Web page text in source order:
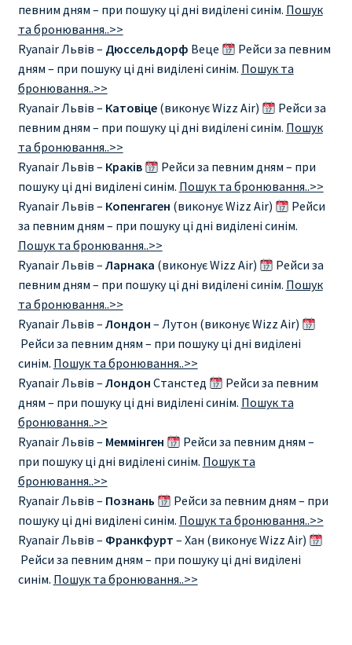
певним дням – при пошуку ці дні виділені синім. Пошук
та бронювання..>>
Ryanair Львів – Дюссельдорф Веце
Рейси за певним
дням – при пошуку ці дні виділені синім. Пошук та
бронювання..>>
Ryanair Львів – Катовіце(виконує Wizz Air)
Рейси за
певним дням – при пошуку ці дні виділені синім. Пошук
та бронювання..>>
Ryanair Львів – Краків
Рейси за певним дням – при
пошуку ці дні виділені синім. Пошук та бронювання..>>
Ryanair Львів – Копенгаген (виконує Wizz Air)
Рейси
за певним дням – при пошуку ці дні виділені синім.
Пошук та бронювання..>>
Ryanair Львів – Ларнака (виконує Wizz Air)
Рейси за
певним дням – при пошуку ці дні виділені синім. Пошук
та бронювання..>>
Ryanair Львів – Лондон – Лутон (виконує Wizz Air)
Рейси за певним дням – при пошуку ці дні виділені
синім. Пошук та бронювання..>>
Ryanair Львів – Лондон Станстед
Рейси за певним
дням – при пошуку ці дні виділені синім. Пошук та
бронювання..>>
Ryanair Львів – Меммінген
Рейси за певним дням –
при пошуку ці дні виділені синім. Пошук та
бронювання..>>
Ryanair Львів – Познань
Рейси за певним дням – при
пошуку ці дні виділені синім. Пошук та бронювання..>>
Ryanair Львів – Франкфурт – Хан (виконує Wizz Air)
Рейси за певним дням – при пошуку ці дні виділені
синім. Пошук та бронювання..>>